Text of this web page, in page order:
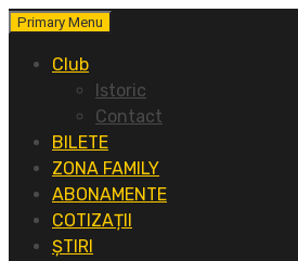
Primary Menu
Club
Istoric
Contact
BILETE
ZONA FAMILY
ABONAMENTE
COTIZAȚII
ȘTIRI